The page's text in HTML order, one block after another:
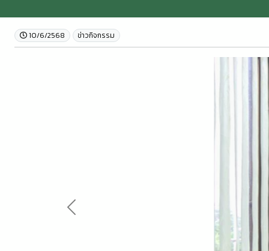
10/6/2568 ข่าวกิจกรรม
Previous